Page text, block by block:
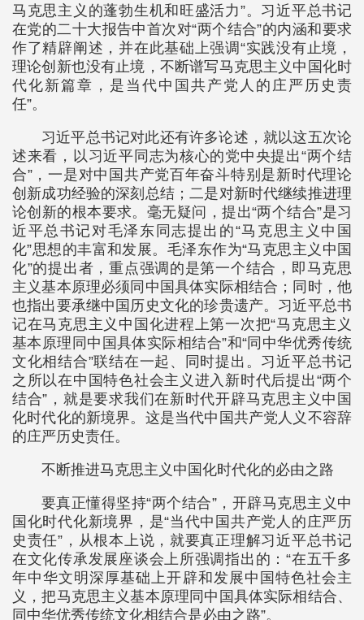
马克思主义的蓬勃生机和旺盛活力”。习近平总书记
在党的二十大报告中首次对“两个结合”的内涵和要求
作了精辟阐述，并在此基础上强调“实践没有止境，
理论创新也没有止境，不断谱写马克思主义中国化时
代化新篇章，是当代中国共产党人的庄严历史责
任”。
习近平总书记对此还有许多论述，就以这五次论
述来看，以习近平同志为核心的党中央提出“两个结
合”，一是对中国共产党百年奋斗特别是新时代理论
创新成功经验的深刻总结；二是对新时代继续推进理
论创新的根本要求。毫无疑问，提出“两个结合”是习
近平总书记对毛泽东同志提出的“马克思主义中国
化”思想的丰富和发展。毛泽东作为“马克思主义中国
化”的提出者，重点强调的是第一个结合，即马克思
主义基本原理必须同中国具体实际相结合；同时，他
也指出要承继中国历史文化的珍贵遗产。习近平总书
记在马克思主义中国化进程上第一次把“马克思主义
基本原理同中国具体实际相结合”和“同中华优秀传统
文化相结合”联结在一起、同时提出。习近平总书记
之所以在中国特色社会主义进入新时代后提出“两个
结合”，就是要求我们在新时代开辟马克思主义中国
化时代化的新境界。这是当代中国共产党人义不容辞
的庄严历史责任。
不断推进马克思主义中国化时代化的必由之路
要真正懂得坚持“两个结合”，开辟马克思主义中
国化时代化新境界，是“当代中国共产党人的庄严历
史责任”，从根本上说，就要真正理解习近平总书记
在文化传承发展座谈会上所强调指出的：“在五千多
年中华文明深厚基础上开辟和发展中国特色社会主
义，把马克思主义基本原理同中国具体实际相结合、
同中华优秀传统文化相结合是必由之路”。